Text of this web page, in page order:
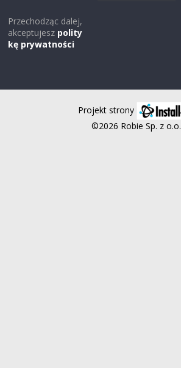
Przechodząc dalej,
akceptujesz polity
kę prywatności
Projekt strony
©2026 Robie Sp. z o.o.